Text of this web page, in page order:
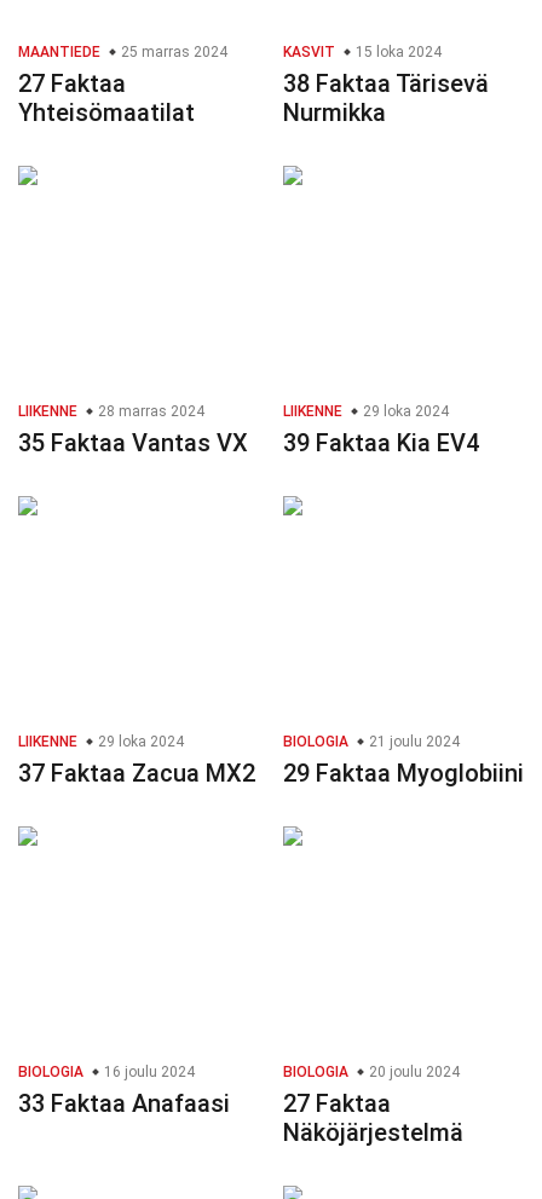
MAANTIEDE 25 marras 2024
27 Faktaa
Yhteisömaatilat
KASVIT 15 loka 2024
38 Faktaa Tärisevä
Nurmikka
LIIKENNE 28 marras 2024
35 Faktaa Vantas VX
LIIKENNE 29 loka 2024
39 Faktaa Kia EV4
LIIKENNE 29 loka 2024
37 Faktaa Zacua MX2
BIOLOGIA 21 joulu 2024
29 Faktaa Myoglobiini
BIOLOGIA 16 joulu 2024
33 Faktaa Anafaasi
BIOLOGIA 20 joulu 2024
27 Faktaa
Näköjärjestelmä